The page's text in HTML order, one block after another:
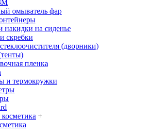
омыватель фар
накидки на сиденье
скребки
(дворники)
пленка
и термокружки
+